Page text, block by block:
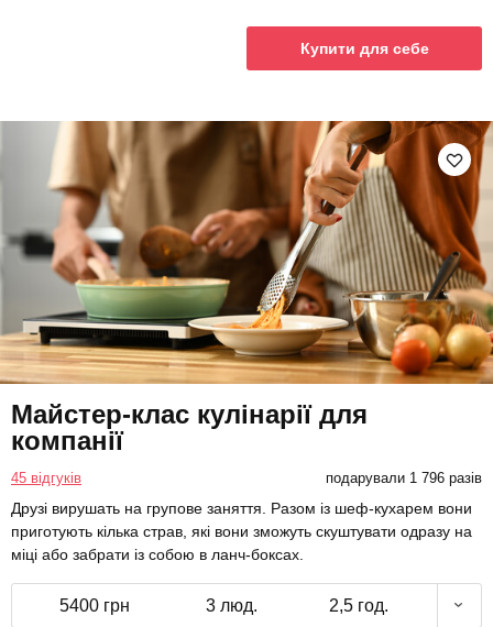
Купити для себе
Майстер-клас кулінарії для
компанії
45 відгуків подарували 1 796 разів
Друзі вирушать на групове заняття. Разом із шеф-кухарем вони
приготують кілька страв, які вони зможуть скуштувати одразу на
міці або забрати із собою в ланч-боксах.
5400 грн 3 люд. 2,5 год.